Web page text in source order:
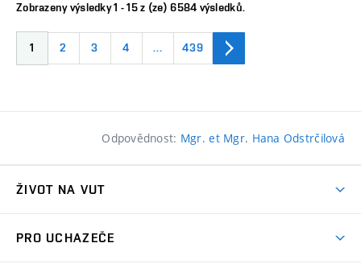
Zobrazeny výsledky 1 - 15 z (ze) 6584 výsledků.
1 2 3 4 … 439
Odpovědnost: Mgr. et Mgr. Hana Odstrčilová
ŽIVOT NA VUT
PRO UCHAZEČE